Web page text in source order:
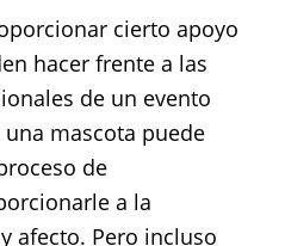
cierto apoyo
hacer frente a las
de un evento
mascota puede
de
a la
afecto. Pero incluso